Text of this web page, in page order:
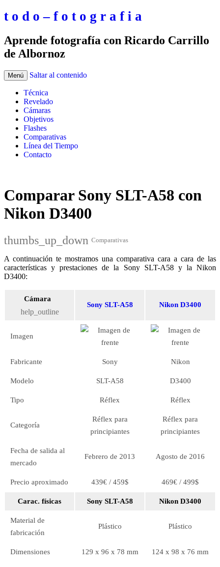
t o d o – f o t o g r a f i a
Aprende fotografía con Ricardo Carrillo
de Albornoz
Menú Saltar al contenido
Técnica
Revelado
Cámaras
Objetivos
Flashes
Comparativas
Línea del Tiempo
Contacto
Comparar Sony SLT-A58 con
Nikon D3400
thumbs_up_down Comparativas
A continuación te mostramos una comparativa cara a cara de las
características y prestaciones de la Sony SLT-A58 y la Nikon
D3400:
Cámara
help_outline
Sony SLT-A58 Nikon D3400
Imagen
Fabricante Sony Nikon
Modelo SLT-A58 D3400
Tipo Réflex Réflex
Categoría
Réflex para
principiantes
Réflex para
principiantes
Fecha de salida al
mercado
Febrero de 2013 Agosto de 2016
Precio aproximado 439€ / 459$ 469€ / 499$
Carac. físicas Sony SLT-A58 Nikon D3400
Material de
fabricación
Plástico Plástico
Dimensiones 129 x 96 x 78 mm 124 x 98 x 76 mm